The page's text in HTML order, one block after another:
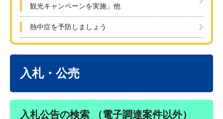
観光キャンペーンを実施」他
熱中症を予防しましょう
入札・公売
入札公告の検索 （電子調達案件以外）